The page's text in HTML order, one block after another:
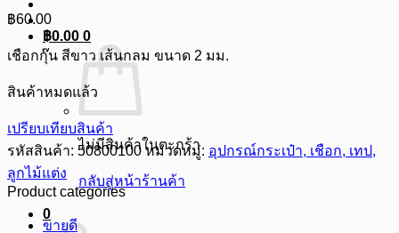
฿0.00 0
ไม่มีสินค้าในตะกร้า
กลับสู่หน้าร้านค้า
0
฿60.00
เชือกกุ๊น สีขาว เส้นกลม ขนาด 2 มม.
สินค้าหมดแล้ว
เปรียบเทียบสินค้า
รหัสสินค้า: 50800100 หมวดหมู่: อุปกรณ์กระเป๋า, เชือก, เทป,
ลูกไม้แต่ง
Product categories
ขายดี